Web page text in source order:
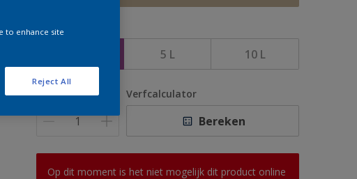
Grootte
5 L 10 L
Aantal Verfcalculator
Bereken
Op dit moment is het niet mogelijk dit product online
to enhance site
Reject All